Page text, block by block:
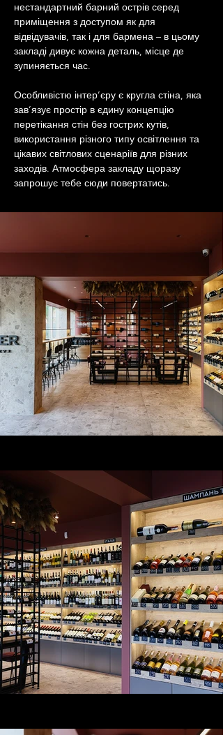
нестандартний барний острів серед
приміщення з доступом як для
відвідувачів, так і для бармена – в цьому
закладі дивує кожна деталь, місце де
зупиняється час.
Особливістю інтер’єру є кругла стіна, яка
зав’язує простір в єдину концепцію
перетікання стін без гострих кутів,
використання різного типу освітлення та
цікавих світлових сценаріїв для різних
заходів. Атмосфера закладу щоразу
запрошує тебе сюди повертатись.